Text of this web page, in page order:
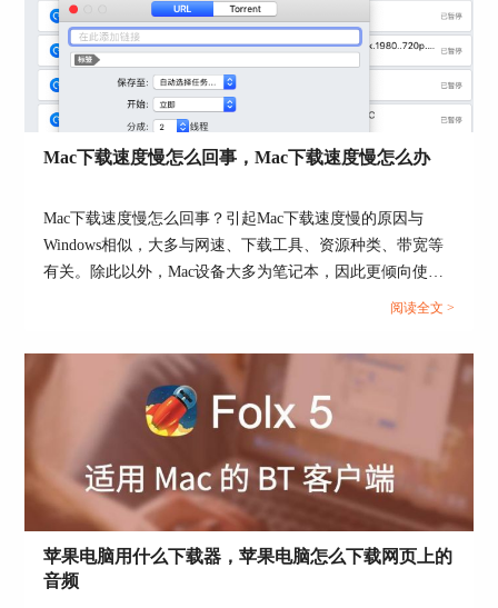
第二步：在偏好设置界面上，切换到“计划下载任
务”选项卡，如下图4红框，然后进入到任务计划制
定界面，具体界面如下图。
图4：计划下载任务界面
第三步：勾选上“启用计划下载任务功能”的勾选
项，然后在“当计划下载任务停止时”项中，选
择“睡眠”，即可在任务停止或者完成的时候，让
Mac电脑进入睡眠状态，如下图5红框所示。
Mac下载速度慢怎么回事，Mac下载速度慢怎么办
Mac下载速度慢怎么回事？引起Mac下载速度慢的原因与
Windows相似，大多与网速、下载工具、资源种类、带宽等
有关。除此以外，Mac设备大多为笔记本，因此更倾向使用
无线连接网络，其网速会比有线慢。那么，Mac下载速度慢
助大家解决问题。...
阅读全文 >
苹果电脑用什么下载器，苹果电脑怎么下载网页上的
音频